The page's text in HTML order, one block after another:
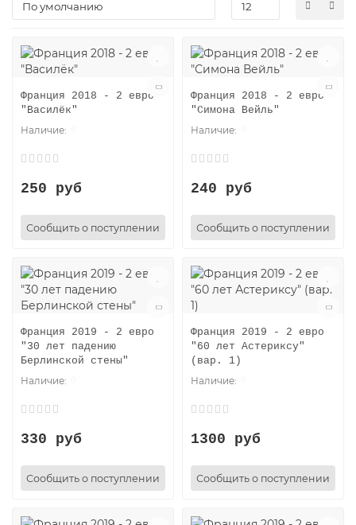
Франция 2018 - 2 евро
"Василёк"
250 руб
Сообщить о поступлении
Франция 2018 - 2 евро
"Симона Вейль"
240 руб
Сообщить о поступлении
Франция 2019 - 2 евро
"30 лет падению
Берлинской стены"
330 руб
Сообщить о поступлении
Франция 2019 - 2 евро
"60 лет Астериксу"
(вар. 1)
1300 руб
Сообщить о поступлении